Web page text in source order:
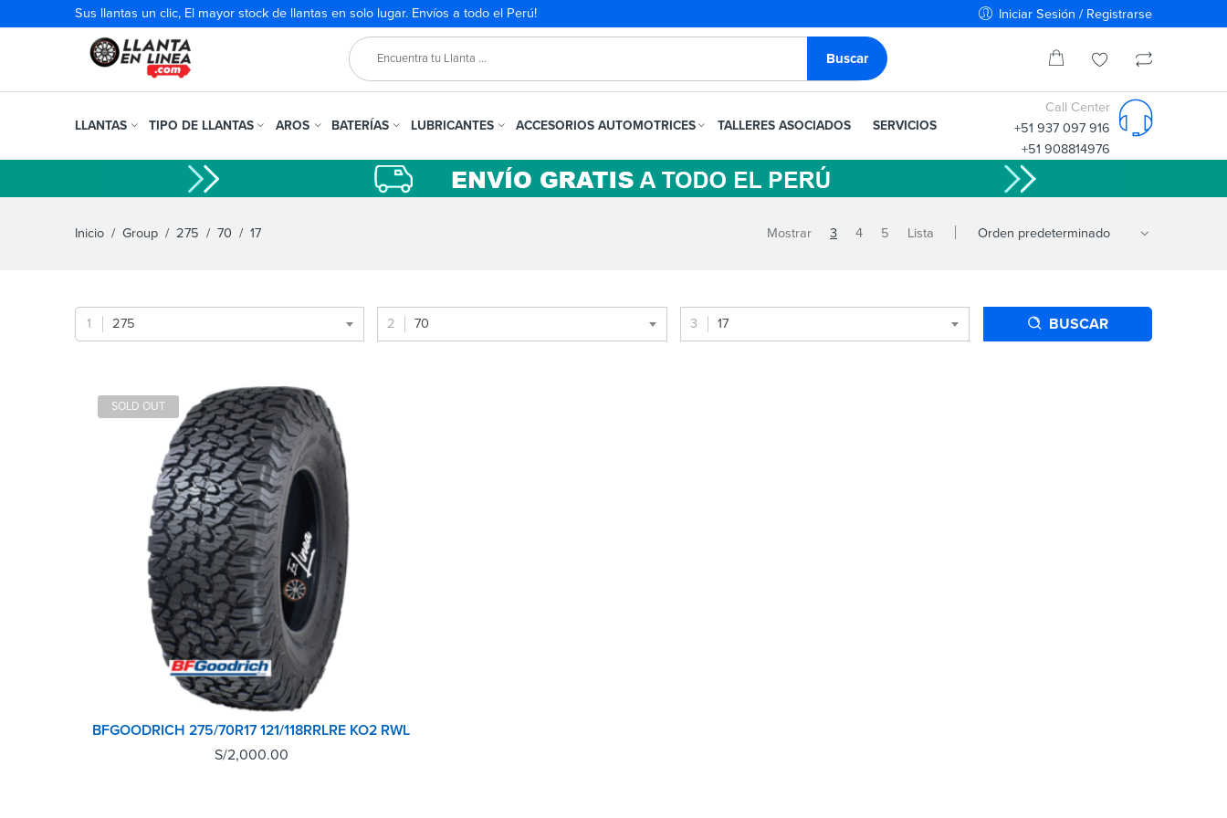
Sus llantas un clic, El mayor stock de llantas en solo lugar. Envíos a todo el Perú! Iniciar Sesión / Registrarse
LLANTAS TIPO DE LLANTAS AROS BATERÍAS LUBRICANTES ACCESORIOS AUTOMOTRICES TALLERES ASOCIADOS SERVICIOS
Call Center
+51 937 097 916
+51 908814976
Inicio / Group / 275 / 70 / 17 Mostrar 3 4 5 Lista
275 70 17 BUSCAR
SOLD OUT
BFGOODRICH 275/70R17 121/118RRLRE KO2 RWL
S/2,000.00